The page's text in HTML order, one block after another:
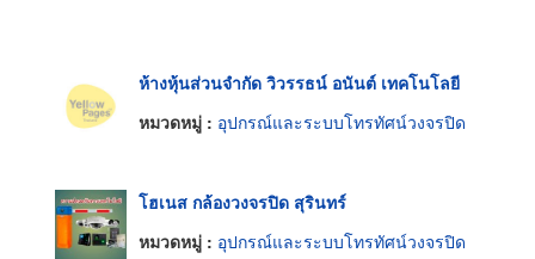
ห้างหุ้นส่วนจำกัด วิวรรธน์ อนันต์ เทคโนโลยี
หมวดหมู่ : อุปกรณ์และระบบโทรทัศน์วงจรปิด
โฮเนส กล้องวงจรปิด สุรินทร์
หมวดหมู่ : อุปกรณ์และระบบโทรทัศน์วงจรปิด